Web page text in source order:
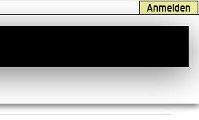
Anmelden